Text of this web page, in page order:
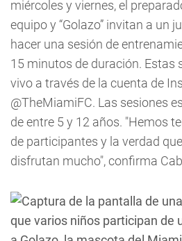
miércoles y viernes, el
equipo y “Golazo” invitan a un
hacer una sesión de
15 minutos de duración. Estas
vivo a través de la cuenta de
@TheMiamiFC. Las sesiones
de entre 5 y 12 años. "Hemos
de participantes y la verdad
disfrutan mucho", confirma